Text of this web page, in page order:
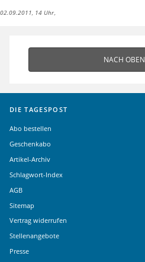
02.09.2011, 14 Uhr
NACH OBEN
DIE TAGESPOST
Abo bestellen
Geschenkabo
Artikel-Archiv
Schlagwort-Index
AGB
Sitemap
Vertrag widerrufen
Stellenangebote
Presse